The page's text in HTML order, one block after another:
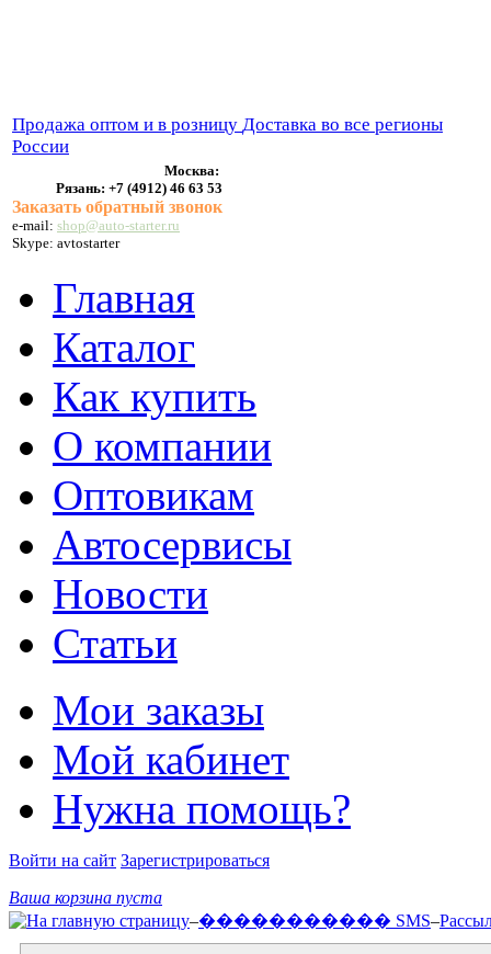
Продажа оптом и в розницу Доставка во все регионы
России
Москва:
Рязань: +7 (4912) 46 63 53
Заказать обратный звонок
e-mail: shop@auto-starter.ru
Skype: avtostarter
Главная
Каталог
Как купить
О компании
Оптовикам
Автосервисы
Новости
Статьи
Мои заказы
Мой кабинет
Нужна помощь?
Войти на сайт Зарегистрироваться
Ваша корзина пуста
–����������� SMS–